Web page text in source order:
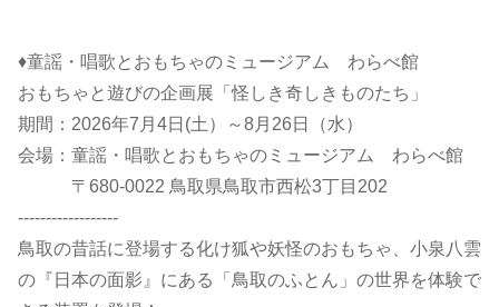
♦童謡・唱歌とおもちゃのミュージアム わらべ館
おもちゃと遊びの企画展「怪しき奇しきものたち」
期間：2026年7月4日(土）～8月26日（水）
会場：童謡・唱歌とおもちゃのミュージアム わらべ館
〒680-0022 鳥取県鳥取市西松3丁目202
------------------
鳥取の昔話に登場する化け狐や妖怪のおもちゃ、小泉八雲
の『日本の面影』にある「鳥取のふとん」の世界を体験で